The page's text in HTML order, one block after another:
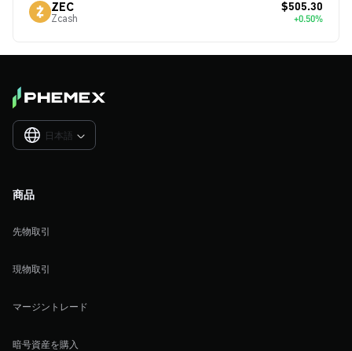
ZEC
Zcash
$505.30
+0.50%
日本語 
商品
先物取引
現物取引
マージントレード
暗号資産を購入